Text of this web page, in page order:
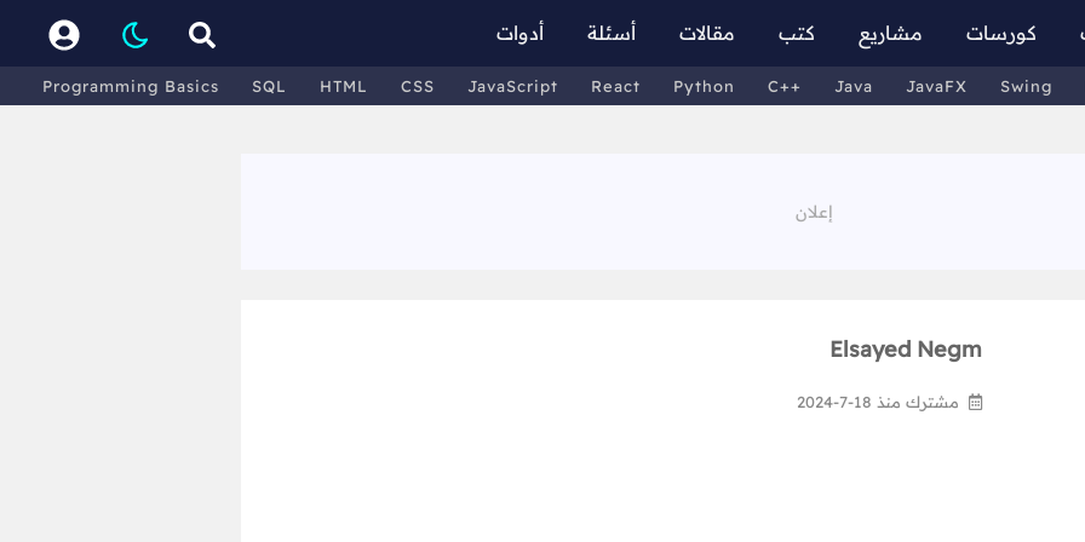
كورسات مشاريع كتب مقالات أسئلة أدوات
Programming Basics SQL HTML CSS JavaScript React Python C++ Java JavaFX Swing
Elsayed Negm
مشترك منذ 18-7-2024